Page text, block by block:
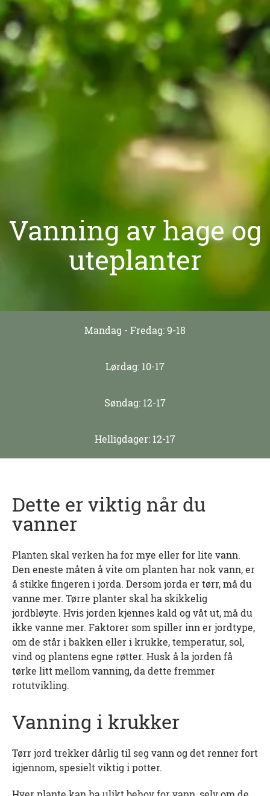
Vanning av hage og
uteplanter
Mandag - Fredag: 9-18
Lørdag: 10-17
Søndag: 12-17
Helligdager: 12-17
Dette er viktig når du
vanner
Planten skal verken ha for mye eller for lite vann.
Den eneste måten å vite om planten har nok vann, er
å stikke fingeren i jorda. Dersom jorda er tørr, må du
vanne mer. Tørre planter skal ha skikkelig
jordbløyte. Hvis jorden kjennes kald og våt ut, må du
ikke vanne mer. Faktorer som spiller inn er jordtype,
om de står i bakken eller i krukke, temperatur, sol,
vind og plantens egne røtter. Husk å la jorden få
tørke litt mellom vanning, da dette fremmer
rotutvikling.
Vanning i krukker
Tørr jord trekker dårlig til seg vann og det renner fort
igjennom, spesielt viktig i potter.